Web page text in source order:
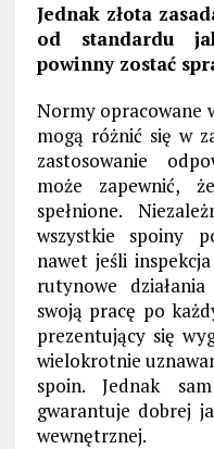
Jednak złota
od standardu
powinny zostać
Normy opracowane
mogą różnić się w
zastosowanie
może zapewnić,
spełnione.
wszystkie spoiny
nawet jeśli
rutynowe
swoją pracę po
prezentujący się
wielokrotnie
spoin. Jednak
gwarantuje dobrej
wewnętrznej.